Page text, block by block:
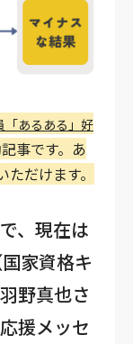
「あるある」好
事です。あ
だけます。
、現在は
家資格キ
野真也さ
援メッセ